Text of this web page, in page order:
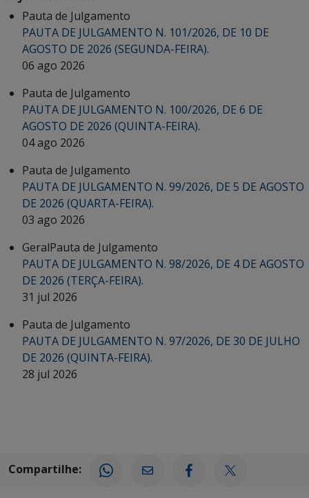
Pauta de Julgamento
PAUTA DE JULGAMENTO N. 101/2026, DE 10 DE
AGOSTO DE 2026 (SEGUNDA-FEIRA).
06 ago 2026
Pauta de Julgamento
PAUTA DE JULGAMENTO N. 100/2026, DE 6 DE
AGOSTO DE 2026 (QUINTA-FEIRA).
04 ago 2026
Pauta de Julgamento
PAUTA DE JULGAMENTO N. 99/2026, DE 5 DE AGOSTO
DE 2026 (QUARTA-FEIRA).
03 ago 2026
GeralPauta de Julgamento
PAUTA DE JULGAMENTO N. 98/2026, DE 4 DE AGOSTO
DE 2026 (TERÇA-FEIRA).
31 jul 2026
Pauta de Julgamento
PAUTA DE JULGAMENTO N. 97/2026, DE 30 DE JULHO
DE 2026 (QUINTA-FEIRA).
28 jul 2026
Compartilhe: